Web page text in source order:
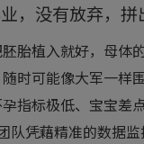
，没有放弃，拼
胎植入就好，母体
时可能像大军一样
指标极低、宝宝差
队凭藉精准的数据